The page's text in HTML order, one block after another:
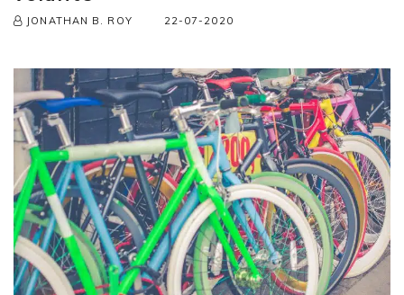
JONATHAN B. ROY 22-07-2020